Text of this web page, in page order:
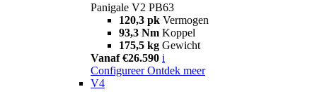
Panigale V2 PB63
120,3 pk Vermogen
93,3 Nm Koppel
175,5 kg Gewicht
Vanaf €26.590 i
Configureer Ontdek meer
V4